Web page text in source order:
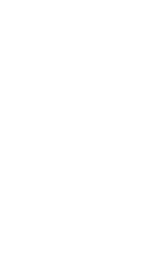
getekend door geduldige
schenkende liefde, dat de
weg nodig heeft, die vaak
en pijnlijke situaties
nooit van het "beginsel van
juistheid van haar gevolgen"
waarvan ze "het niet
wat slecht is, en slecht wat
Paulus VI heeft geschreven:
uitmuntende vorm van
onsterfelijke zielen, als men
manier beperkingen oplegt
van Christus. Dit moet
geduld en liefde begeleid
Heer zelf in zijn omgang
voorbeeld heeft gegeven.